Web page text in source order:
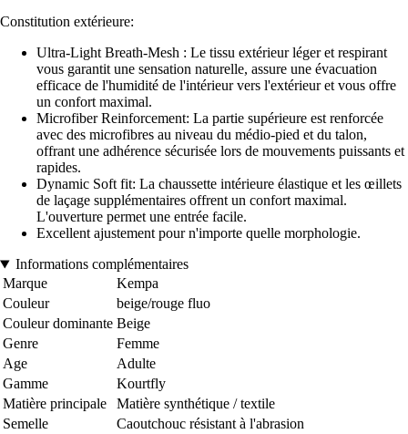
Constitution extérieure:
Ultra-Light Breath-Mesh : Le tissu extérieur léger et respirant
vous garantit une sensation naturelle, assure une évacuation
efficace de l'humidité de l'intérieur vers l'extérieur et vous offre
un confort maximal.
Microfiber Reinforcement: La partie supérieure est renforcée
avec des microfibres au niveau du médio-pied et du talon,
offrant une adhérence sécurisée lors de mouvements puissants et
rapides.
Dynamic Soft fit: La chaussette intérieure élastique et les œillets
de laçage supplémentaires offrent un confort maximal.
L'ouverture permet une entrée facile.
Excellent ajustement pour n'importe quelle morphologie.
Informations complémentaires
Marque
Kempa
Couleur
beige/rouge fluo
Couleur dominante Beige
Genre
Femme
Age
Adulte
Gamme
Kourtfly
Matière principale
Matière synthétique / textile
Semelle
Caoutchouc résistant à l'abrasion